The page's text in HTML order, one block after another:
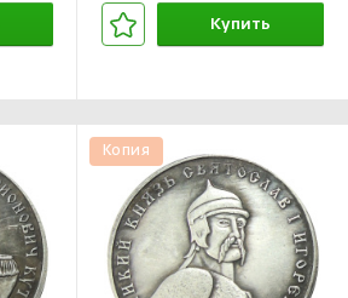
Купить
Копия